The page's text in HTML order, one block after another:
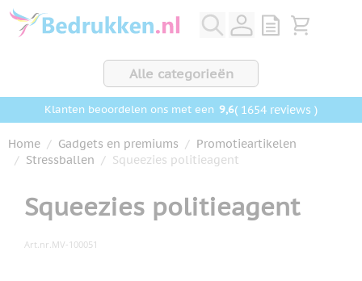
Ga naar de inhoud
View quote,
Bekijk
Alle categorieën
Klanten beoordelen ons met een 9,6( 1654 reviews )
Home / Gadgets en premiums / Promotieartikelen
/ Stressballen / Squeezies politieagent
Squeezies politieagent
Art.nr. MV-100051